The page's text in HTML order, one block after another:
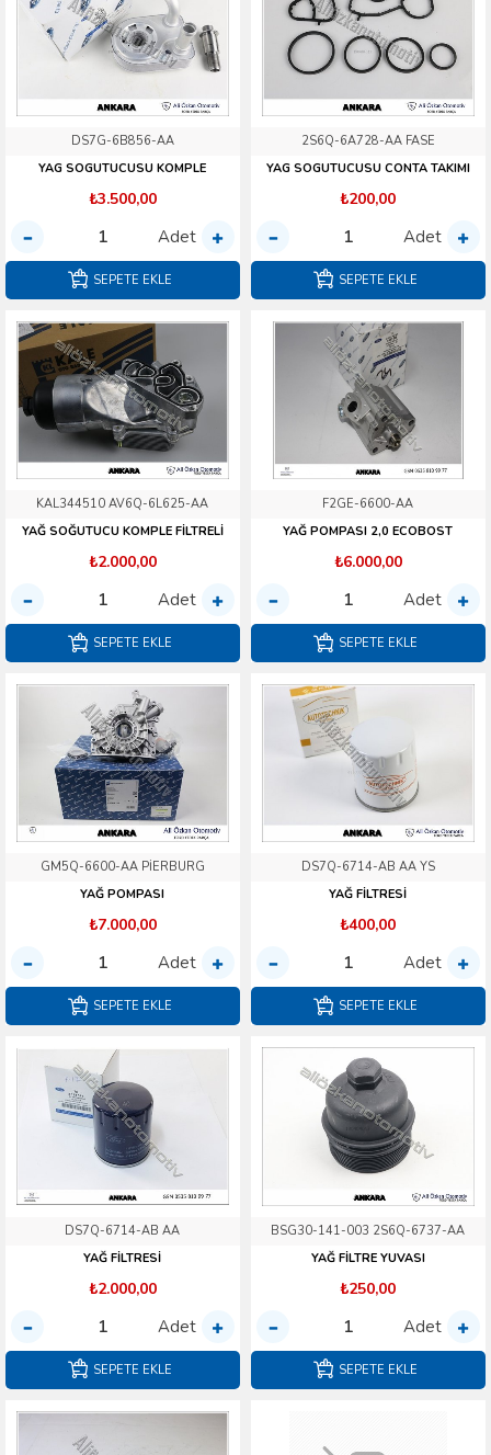
DS7G-6B856-AA
YAG SOGUTUCUSU KOMPLE
₺3.500,00
Adet
SEPETE EKLE
2S6Q-6A728-AA FASE
YAG SOGUTUCUSU CONTA TAKIMI
₺200,00
Adet
SEPETE EKLE
KAL344510 AV6Q-6L625-AA
YAĞ SOĞUTUCU KOMPLE FİLTRELİ
₺2.000,00
Adet
SEPETE EKLE
F2GE-6600-AA
YAĞ POMPASI 2,0 ECOBOST
₺6.000,00
Adet
SEPETE EKLE
GM5Q-6600-AA PİERBURG
YAĞ POMPASI
₺7.000,00
Adet
SEPETE EKLE
DS7Q-6714-AB AA YS
YAĞ FİLTRESİ
₺400,00
Adet
SEPETE EKLE
DS7Q-6714-AB AA
YAĞ FİLTRESİ
₺2.000,00
Adet
SEPETE EKLE
BSG30-141-003 2S6Q-6737-AA
YAĞ FİLTRE YUVASI
₺250,00
Adet
SEPETE EKLE